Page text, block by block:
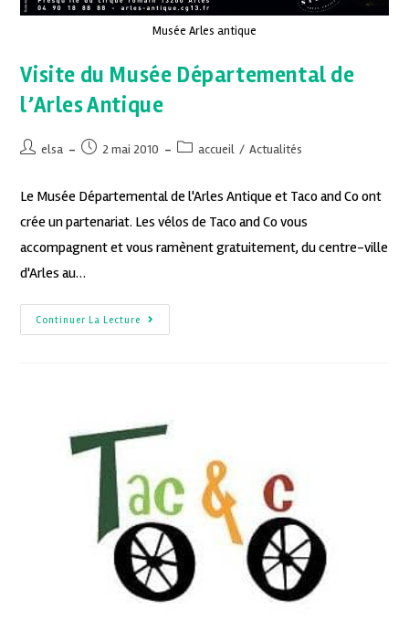
Musée Arles antique
Visite du Musée Départemental de
l’Arles Antique
elsa 2 mai 2010 accueil / Actualités
Le Musée Départemental de l'Arles Antique et Taco and Co ont
crée un partenariat. Les vélos de Taco and Co vous
accompagnent et vous ramènent gratuitement, du centre-ville
d'Arles au…
Continuer La Lecture